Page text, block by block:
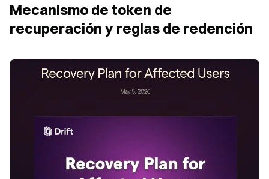
Mecanismo de token de
recuperación y reglas de redención